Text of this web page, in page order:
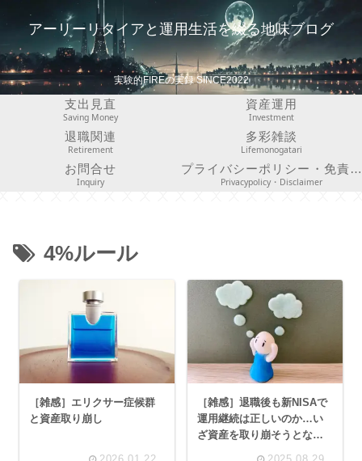
アーリーリタイアと運用生活を綴る地味ブログ
実験的FIREの実録 SINCE2022
支出見直
Saving Money
資産運用
Investment
退職関連
Retirement
多彩雑談
Lifemonogatari
お問合せ
Inquiry
プライバシーポリシー・免責事項
Privacypolicy・Disclaimer
4%ルール
［雑感］エリクサー症候群
と資産取り崩し
［雑感］退職後も新NISAで
運用継続は正しいのか…い
ざ資産を取り崩そうとなっ